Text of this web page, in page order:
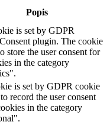
Popis
is set by GDPR
plugin. The cookie
store the user consent for
in the category
is set by GDPR cookie
record the user consent
in the category